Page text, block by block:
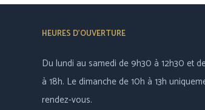
HEURES D’OUVERTURE
Du lundi au samedi de 9h30 à 12h30 et
à 18h. Le dimanche de 10h à 13h
rendez-vous.